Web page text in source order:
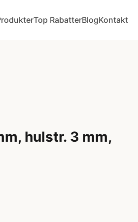
Top RabatterBlogKontakt
hulstr. 3 mm,